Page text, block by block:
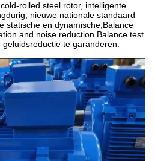
rolled steel rotor, intelligente
nieuwe nationale standaard
statische en dynamische,Balance
and noise reduction Balance test
te garanderen.